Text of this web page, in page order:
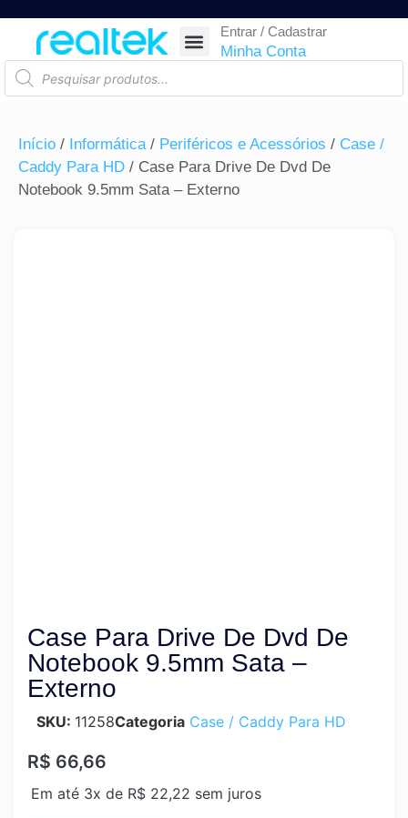
Entrar / Cadastrar
Minha Conta
Início / Informática/ Periféricos e Acessórios / Case /
Caddy Para HD / Case Para Drive De Dvd De
Notebook 9.5mm Sata – Externo
Case Para Drive De Dvd De
Notebook 9.5mm Sata –
Externo
SKU: 11258Categoria Case / Caddy Para HD
R$ 66,66
Em até 3x de R$ 22,22 sem juros